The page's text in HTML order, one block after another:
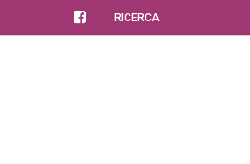
RICERCA